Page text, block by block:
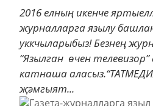
2016 елның икенче
журналларга язылу
уккчыларыбыз! Безнең
“Язылган өчен телевизор”
катнаша
җәмгыят...